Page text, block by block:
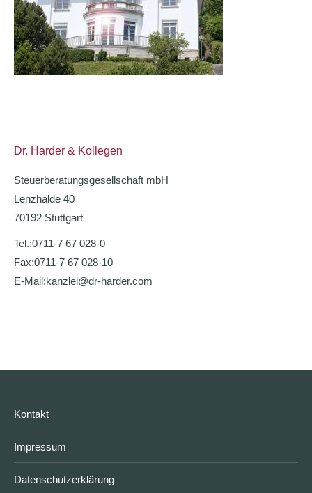
Dr. Harder & Kollegen
Steuerberatungsgesellschaft mbH
Lenzhalde 40
70192 Stuttgart
Tel.:0711-7 67 028-0
Fax:0711-7 67 028-10
E-Mail:kanzlei@dr-harder.com
Kontakt
Impressum
Datenschutzerklärung